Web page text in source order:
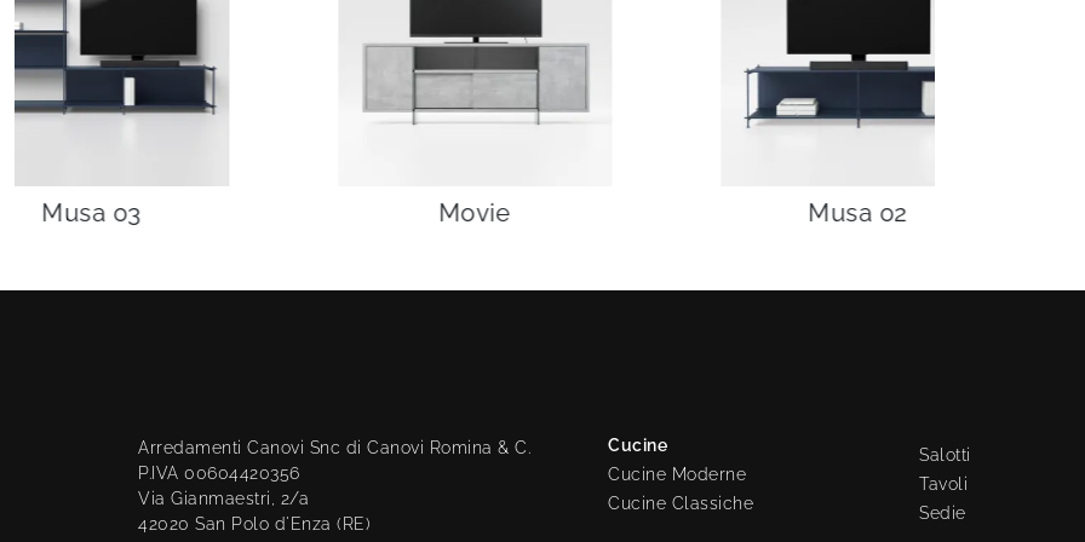
Musa 03 Movie Musa 02
Arredamenti Canovi Snc di Canovi Romina & C.
P.IVA 00604420356
Via Gianmaestri, 2/a
42020 San Polo d'Enza (RE)
Cucine
Cucine Moderne
Cucine Classiche
Salotti
Tavoli
Sedie